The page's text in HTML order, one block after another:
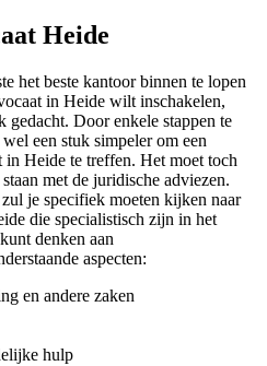
Heide
het beste kantoor binnen te lopen
in Heide wilt inschakelen,
gedacht. Door enkele stappen te
een stuk simpeler om een
in Heide te treffen. Het moet toch
met de juridische adviezen.
je specifiek moeten kijken naar
die specialistisch zijn in het
denken aan
aspecten:
en andere zaken
hulp